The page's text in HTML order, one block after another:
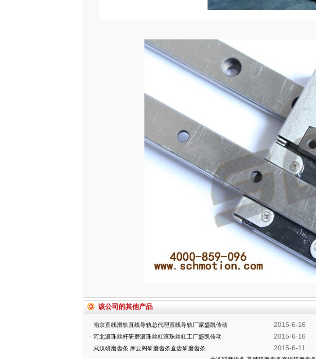
该公司的其他产品
· 南京直线滑轨直线导轨总代理直线导轨厂家盛凯传动 2015-6-16
· 河北滚珠丝杆研磨滚珠丝杠滚珠丝杠工厂盛凯传动 2015-6-16
· 武汉研磨齿条 摩云阁研磨齿条直齿研磨齿条 2015-6-11